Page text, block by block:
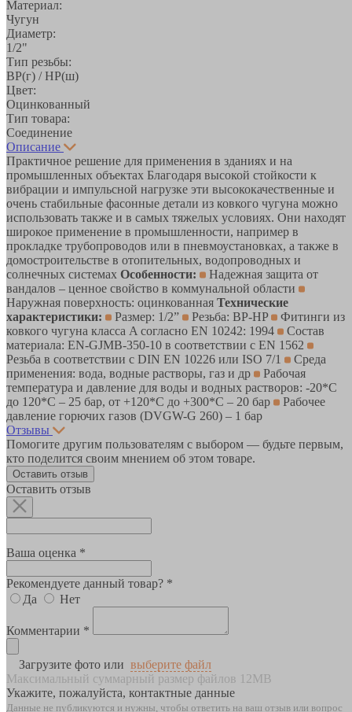
Материал:
Чугун
Диаметр:
1/2"
Тип резьбы:
ВР(г) / НР(ш)
Цвет:
Оцинкованный
Тип товара:
Соединение
Описание
Практичное решение для применения в зданиях и на
промышленных объектах Благодаря высокой стойкости к
вибрации и импульсной нагрузке эти высококачественные и
очень стабильные фасонные детали из ковкого чугуна можно
использовать также и в самых тяжелых условиях. Они находят
широкое применение в промышленности, например в
прокладке трубопроводов или в пневмоустановках, а также в
домостроительстве в отопительных, водопроводных и
солнечных системах Особенности:
Надежная защита от
вандалов – ценное свойство в коммунальной области
Наружная поверхность: оцинкованная Технические
характеристики:
Размер: 1/2” Резьба: BP-HP
Фитинги из
ковкого чугуна класса A согласно EN 10242: 1994
Состав
материала: EN-GJMB-350-10 в соответствии с EN 1562
Резьба в соответствии с DIN EN 10226 или ISO 7/1
Среда
применения: вода, водные растворы, газ и др
Рабочая
температура и давление для воды и водных растворов: -20*C
до 120*С – 25 бар, от +120*C до +300*С – 20 бар
Рабочее
давление горючих газов (DVGW-G 260) – 1 бар
Отзывы
Помогите другим пользователям с выбором — будьте первым,
кто поделится своим мнением об этом товаре.
Оставить отзыв
Оставить отзыв
Ваша оценка *
Рекомендуете данный товар? *
Да
Нет
Комментарии *
Загрузите фото или выберите файл
Максимальный суммарный размер файлов 12MB
Укажите, пожалуйста, контактные данные
Данные не публикуются и нужны, чтобы ответить на ваш отзыв или вопрос